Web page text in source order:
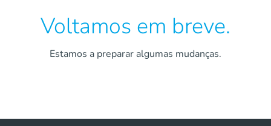
Voltamos em breve.
Estamos a preparar algumas mudanças.